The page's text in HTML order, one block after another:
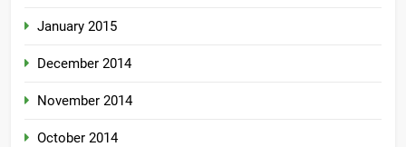
January 2015
December 2014
November 2014
October 2014